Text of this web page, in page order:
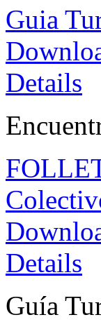
Guia
Details
Details
Guía